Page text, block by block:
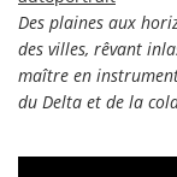
Des plaines aux
des villes, rêvant
maître en
du Delta et de la